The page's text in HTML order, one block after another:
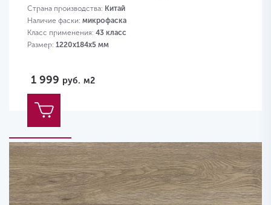
Страна производства: Китай
Наличие фаски: микрофаска
Класс применения: 43 класс
Размер: 1220х184х5 мм
1 999 руб. м2